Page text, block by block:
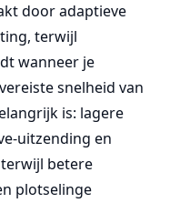
door adaptieve
terwijl
wanneer je
snelheid van
is: lagere
uitzending en
betere
plotselinge